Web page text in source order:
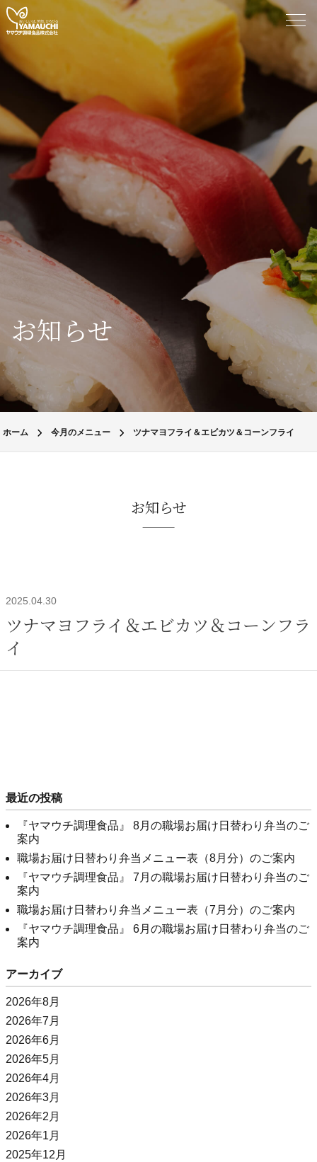
お知らせ
ホーム 今月のメニュー ツナマヨフライ＆エビカツ＆コーンフライ
お知らせ
2025.04.30
ツナマヨフライ＆エビカツ＆コーンフラ
イ
最近の投稿
『ヤマウチ調理食品』 8月の職場お届け日替わり弁当のご
案内
職場お届け日替わり弁当メニュー表（8月分）のご案内
『ヤマウチ調理食品』 7月の職場お届け日替わり弁当のご
案内
職場お届け日替わり弁当メニュー表（7月分）のご案内
『ヤマウチ調理食品』 6月の職場お届け日替わり弁当のご
案内
アーカイブ
2026年8月
2026年7月
2026年6月
2026年5月
2026年4月
2026年3月
2026年2月
2026年1月
2025年12月